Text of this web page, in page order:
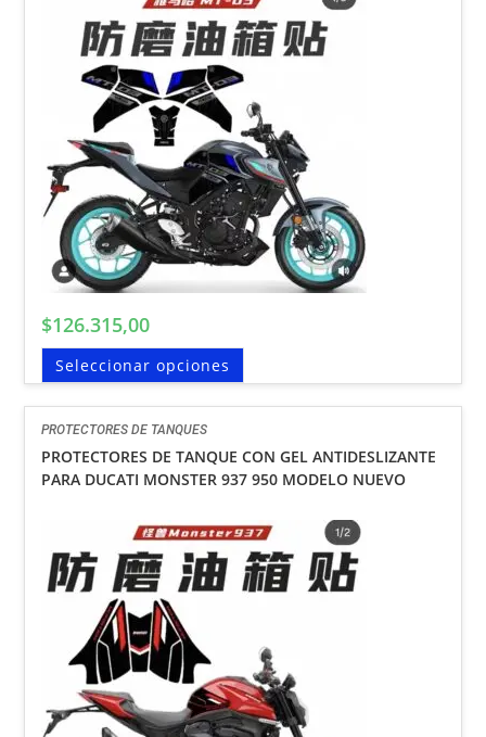
$126.315,00
Seleccionar opciones
PROTECTORES DE TANQUES
PROTECTORES DE TANQUE CON GEL ANTIDESLIZANTE
PARA DUCATI MONSTER 937 950 MODELO NUEVO